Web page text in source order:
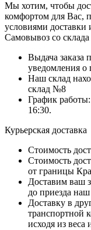
Мы хотим, чтобы
комфортом для Вас,
условиями доставки
Самовывоз со склада
Выдача заказа
уведомления о
Наш склад
склад №8
График
16:30.
Курьерская доставка
Стоимость
Стоимость
от границы
Доставим ваш
до приезда
Доставку в
транспортной
исходя из веса